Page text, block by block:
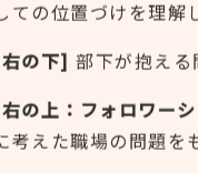
の位置づけを理解
の下] 部下が抱え
の上：フォロワー
考えた職場の問題